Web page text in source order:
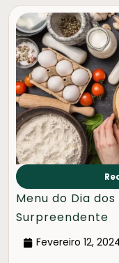
Menu do Dia
Surpreendente
Fevereiro 12,